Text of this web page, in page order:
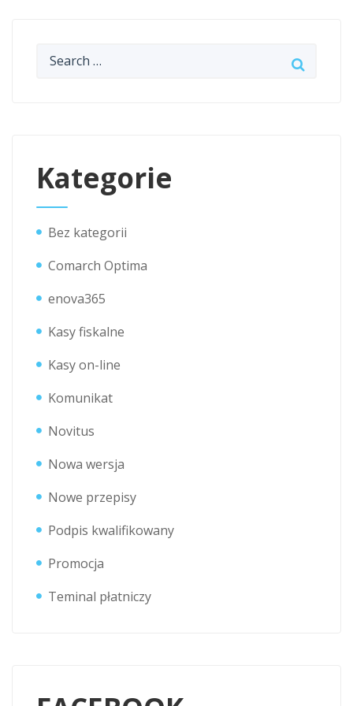
Kategorie
Bez kategorii
Comarch Optima
enova365
Kasy fiskalne
Kasy on-line
Komunikat
Novitus
Nowa wersja
Nowe przepisy
Podpis kwalifikowany
Promocja
Teminal płatniczy